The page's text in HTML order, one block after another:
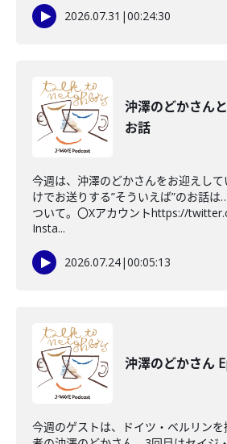
2026.07.31 |00:24:30
沖澤のどかさん
お話
今週は、沖澤のどかさんをお迎えし
けでお送りする”そういえば”のお話
ついて。〇Xアカウントhttps://
Insta...
2026.07.24|00:05:13
沖澤のどかさん
今週のゲストは、ドイツ・ベルリン